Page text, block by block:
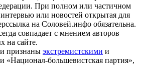
При полном или частичном
или новостей открытая для
на Соловей.инфо обязательна.
совпадает с мнением авторов
на сайте.
признаны экстремистскими и
«Национал-большевистская партия»,